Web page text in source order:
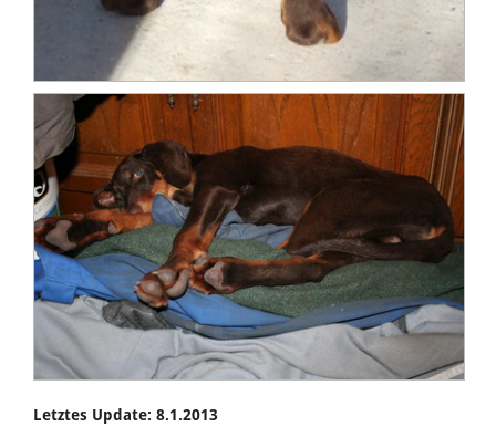
Letztes Update: 8.1.2013